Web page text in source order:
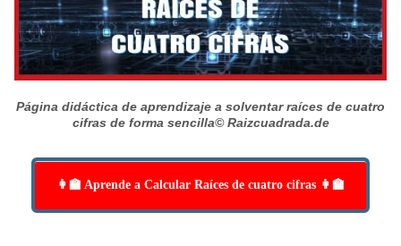
Página didáctica de aprendizaje a solventar raíces de cuatro
cifras de forma sencilla© Raizcuadrada.de
👩‍🏫 Aprende a Calcular Raíces de cuatro cifras 👩‍🏫